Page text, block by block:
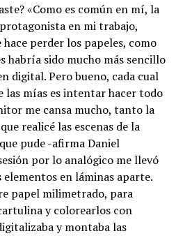
«Como es común en mí, la
en mi trabajo,
hace perder los papeles, como
habría sido mucho más sencillo
digital. Pero bueno, cada cual
las mías es intentar hacer todo
me cansa mucho, tanto la
realicé las escenas de la
pude -afirma Daniel
por lo analógico me llevó
elementos en láminas aparte.
papel milimetrado, para
y colorearlos con
y montaba las